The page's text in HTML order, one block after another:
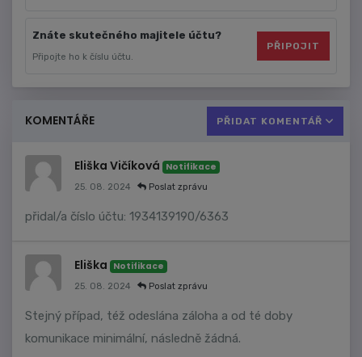
Znáte skutečného majitele účtu?
Připojte ho k číslu účtu.
PŘIPOJIT
KOMENTÁŘE PŘIDAT KOMENTÁŘ
Eliška Vičíková Notifikace
25. 08. 2024 Poslat zprávu
přidal/a číslo účtu: 1934139190/6363
Eliška Notifikace
25. 08. 2024 Poslat zprávu
Stejný případ, též odeslána záloha a od té doby
komunikace minimální, následně žádná.